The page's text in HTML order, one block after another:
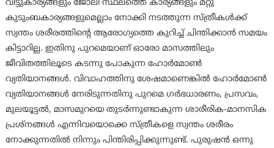
വീട്ടുകാര്യങ്ങളും ജോലി സ്ഥലത്തെ കാര്യങ്ങളും മറ്റു
കുടുംബകാര്യങ്ങളുമെല്ലാം നോക്കി നടത്തുന്ന സ്ത്രീകള്‍ക്ക്
സ്വന്തം ശരീരത്തിന്റെ ആരോഗ്യത്തെ കുറിച്ച് ചിന്തിക്കാന്‍ സമയം
കിട്ടാറില്ല. ഇതിനു പുറമെയാണ് ഓരോ മാസത്തിലും
ജീവിതത്തിലൂടെ കടന്നു പോകുന്ന ഹോര്‍മോണ്‍
വ്യതിയാനങ്ങള്‍. വിവാഹത്തിനു ശേഷമാണെങ്കില്‍ ഹോര്‍മോണ്‍
വ്യതിയാനങ്ങള്‍ നേരിടുന്നതിനു പുറമെ ഗര്‍ഭധാരണം, പ്രസവം,
മുലയൂട്ടല്‍, മാസമുറയെ തുടര്‍ന്നുണ്ടാകുന്ന ശാരീരിക-മാനസിക
പ്രശ്‌നങ്ങള്‍ എന്നിവയൊക്കെ സ്ത്രീകളെ സ്വന്തം ശരീരം
നോക്കുന്നതില്‍ നിന്നും പിന്തിരിപ്പിക്കുന്നുണ്ട്. പുരുഷന്‍ ഒന്നു